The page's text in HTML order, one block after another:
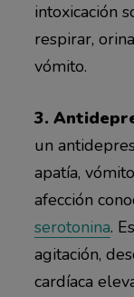
intoxicación
respirar,
vómito.
3.
un
apatía,
afección
serotonina.
agitación,
cardíaca